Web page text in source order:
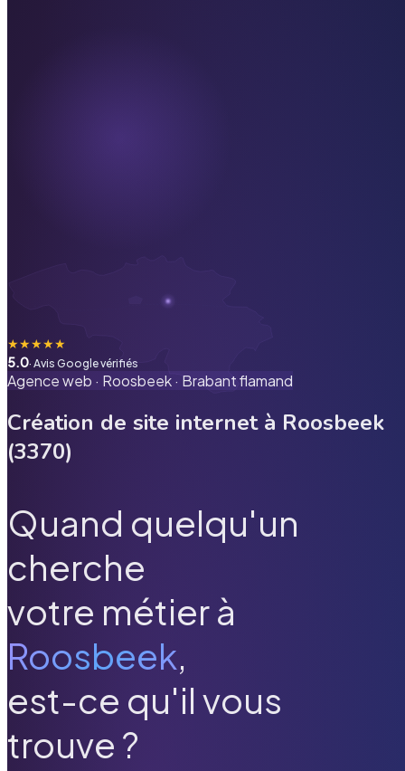
★★★★★
5.0· Avis Google vérifiés
Agence web · Roosbeek· Brabant flamand
Création de site internet à Roosbeek
(3370)
Quand quelqu'un
cherche
votre métier à
Roosbeek,
est-ce qu'il vous
trouve ?